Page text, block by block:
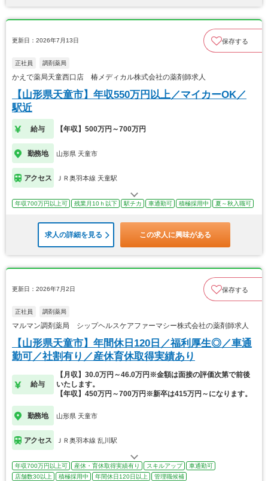
更新日：2026年7月13日 保存する
正社員 調剤薬局
かえで薬局天童西口店 椿メディカル株式会社の薬剤師求人
【山形県天童市】年収550万円以上／マイカーOK／
駅近
給与 【年収】500万円～700万円
勤務地 山形県 天童市
アクセス ＪＲ奥羽本線 天童駅
年収700万円以上可 残業月10ｈ以下 駅チカ 車通勤可 積極採用中 夏～秋入職可
求人の詳細を見る この求人に興味がある
更新日：2026年7月2日 保存する
正社員 調剤薬局
マルマン調剤薬局 シップヘルスケアファーマシー株式会社の薬剤師求人
【山形県天童市】年間休日120日／福利厚生◎／車通
勤可／社割有り／産休育休取得実績あり
給与
【月収】30.0万円～46.0万円※金額は面接の評価次第で前後
いたします。
【年収】450万円～700万円※新卒は415万円～になります。
勤務地 山形県 天童市
アクセス ＪＲ奥羽本線 乱川駅
年収700万円以上可 産休・育休取得実績有り スキルアップ
車通勤可
店舗数30以上
積極採用中 年間休日120日以上 管理職候補